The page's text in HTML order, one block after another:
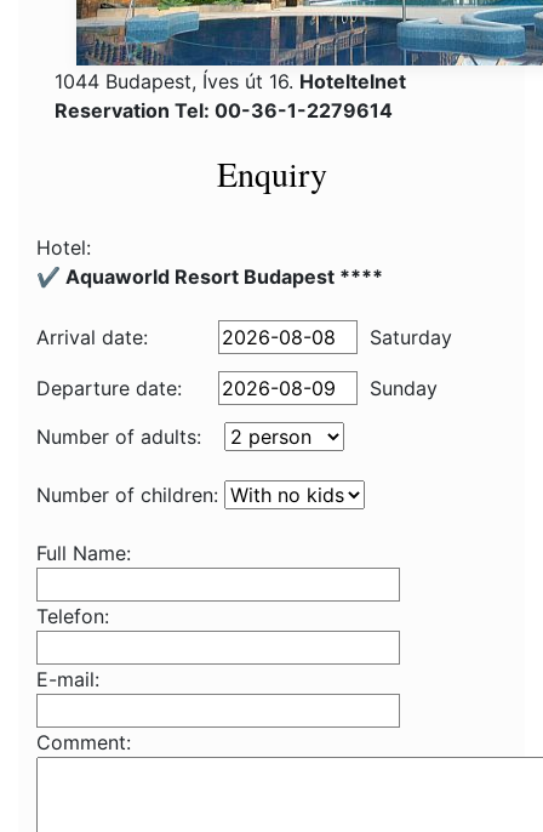
1044 Budapest, Íves út 16. Hoteltelnet
Reservation Tel: 00-36-1-2279614
Enquiry
Hotel:
✔️ Aquaworld Resort Budapest ****
Arrival date: Saturday
Departure date:
Sunday
Number of adults:
Number of children:
Full Name:
Telefon:
E-mail:
Comment: